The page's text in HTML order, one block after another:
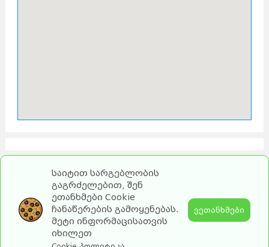
2026 turebi.ge. All Rights Reserved.
საიტით სარგებლობის
გაგრძელებით, შენ
ეთანხმები Cookie
ჩანაწერების გამოყენებას.
მეტი ინფორმაცისათვის
იხილეთ
ვეთანხმები